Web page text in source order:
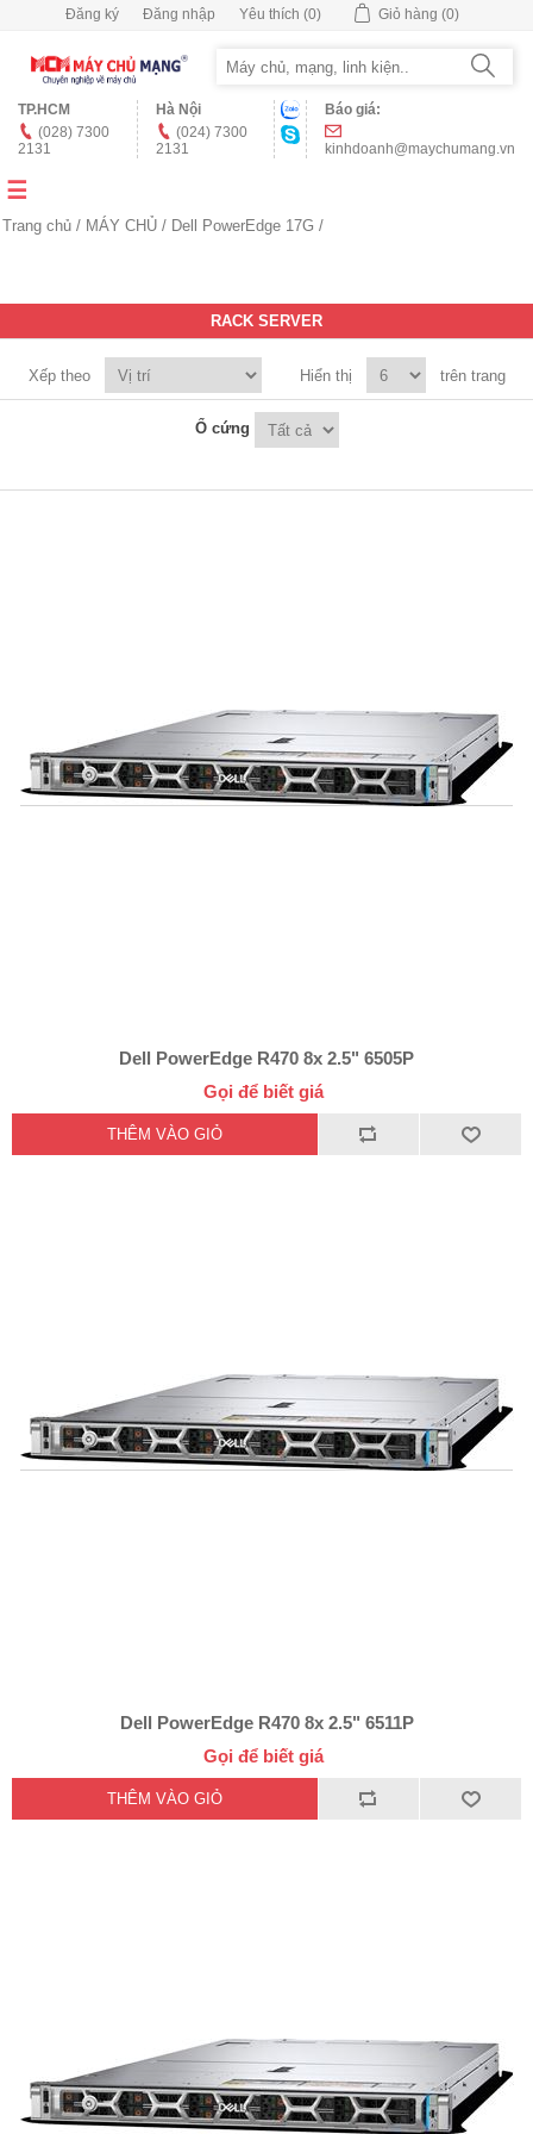
Đăng ký Đăng nhập Yêu thích (0) Giỏ hàng (0)
TP.HCM
(028) 7300
2131
Hà Nội
(024) 7300
2131
Báo giá:
kinhdoanh@maychumang.vn
Trang chủ / MÁY CHỦ / Dell PowerEdge 17G /
RACK SERVER
Xếp theo Hiển thị trên trang
Ổ cứng
Dell PowerEdge R470 8x 2.5" 6505P
Gọi để biết giá
Dell PowerEdge R470 8x 2.5" 6511P
Gọi để biết giá